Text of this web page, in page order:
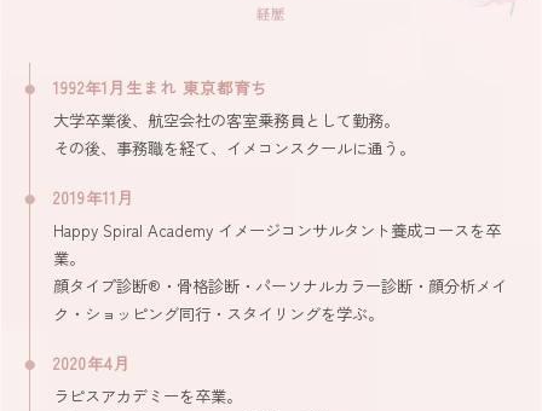
経歴
1992年1月生まれ 東京都育ち
大学卒業後、航空会社の客室乗務員として勤務。
その後、事務職を経て、イメコンスクールに通う。
2019年11月
Happy Spiral Academy イメージコンサルタント養成コースを卒
業。
顔タイプ診断®・骨格診断・パーソナルカラー診断・顔分析メイ
ク・ショッピング同行・スタイリングを学ぶ。
2020年4月
ラピスアカデミーを卒業。